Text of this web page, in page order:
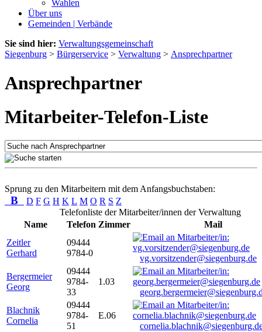
Wahlen
Über uns
Gemeinden | Verbände
Sie sind hier: Verwaltungsgemeinschaft
Siegenburg > Bürgerservice > Verwaltung > Ansprechpartner
Ansprechpartner
Mitarbeiter-Telefon-Liste
Sprung zu den Mitarbeitern mit dem Anfangsbuchstaben:
B D F G H K L M O R S Z
Telefonliste der Mitarbeiter/innen der Verwaltung
Name
Telefon Zimmer
Mail
Zeitler
Gerhard
09444
9784-0
vg.vorsitzender@siegenburg.de
Bergermeier
Georg
09444
9784-
33
1.03
Blachnik
Cornelia
09444
9784-
51
E.06